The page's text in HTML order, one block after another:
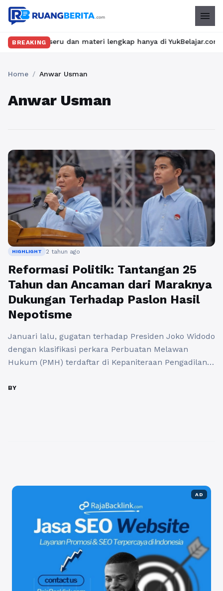
menu
BREAKING
kelas seru dan materi lengkap hanya di YukBelajar.com.
Home / Anwar Usman
Anwar Usman
HIGHLIGHT 2 tahun ago
Reformasi Politik: Tantangan 25
Tahun dan Ancaman dari Maraknya
Dukungan Terhadap Paslon Hasil
Nepotisme
Januari lalu, gugatan terhadap Presiden Joko Widodo
dengan klasifikasi perkara Perbuatan Melawan
Hukum (PMH) terdaftar di Kepaniteraan Pengadilan
11/G/TF/2024/PTUN.JKT. Gugatan tersebut
BY
AD